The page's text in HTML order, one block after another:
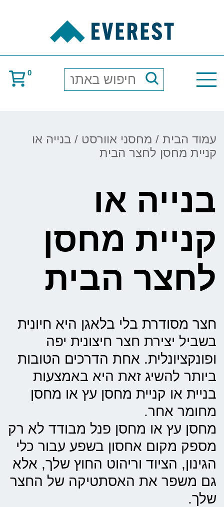
חיפוש
0
עמוד הבית / מחסני אוורסט / בנייה או
קניית מחסן לחצר הבית
בנייה או
קניית מחסן
לחצר הבית
חצר מסודרת בלי בלאגן היא חיונית
בשביל יצירת חצר חיצונית יפה
ופונקציונלית. אחת הדרכים הטובות
ביותר להשיג זאת היא באמצעות
בניית או קניית מחסן עץ או מחסן
מחומר אחר.
מחסן עץ או מחסן פנל מבודד לא רק
מספק מקום אחסון בשפע עבור כלי
הגינון, הציוד וריהוט החוץ שלך, אלא
גם משפר את האסתטיקה של החצר
שלך.